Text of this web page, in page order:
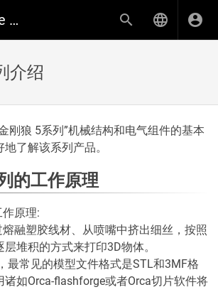
Flashforge Wiki
介绍
刚狼 5系列”机械结构和电气组件的基本
了解该系列产品。
的工作原理
原理:
融塑胶线材、从喷嘴中挤出细丝，按照
堆积的方式来打印3D物体。
最常见的模型文件格式是STL和3MF格
诸如Orca-flashforge或者Orca切片软件将